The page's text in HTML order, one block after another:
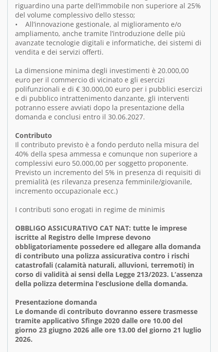
riguardino una parte dell’immobile non superiore al 25%
del volume complessivo dello stesso;
• All’innovazione gestionale, al miglioramento e/o
ampliamento, anche tramite l’introduzione delle più
avanzate tecnologie digitali e informatiche, dei sistemi di
vendita e dei servizi offerti.
La dimensione minima degli investimenti è 20.000,00
euro per il commercio di vicinato e gli esercizi
polifunzionali e di € 30.000,00 euro per i pubblici esercizi
e di pubblico intrattenimento danzante, gli interventi
potranno essere avviati dopo la presentazione della
domanda e conclusi entro il 30.06.2027.
Contributo
Il contributo previsto è a fondo perduto nella misura del
40% della spesa ammessa e comunque non superiore a
complessivi euro 50.000,00 per soggetto proponente.
Previsto un incremento del 5% in presenza di requisiti di
premialità (es rilevanza presenza femminile/giovanile,
incremento occupazionale ecc.)
I contributi sono erogati in regime de minimis
OBBLIGO ASSICURATIVO CAT NAT: tutte le imprese
iscritte al Registro delle Imprese devono
obbligatoriamente possedere ed allegare alla domanda
di contributo una polizza assicurativa contro i rischi
catastrofali (calamità naturali, alluvioni, terremoti) in
corso di validità ai sensi della Legge 213/2023. L’assenza
della polizza determina l’esclusione della domanda.
Presentazione domanda
Le domande di contributo dovranno essere trasmesse
tramite applicativo Sfinge 2020 dalle ore 10.00 del
giorno 23 giugno 2026 alle ore 13.00 del giorno 21 luglio
2026.